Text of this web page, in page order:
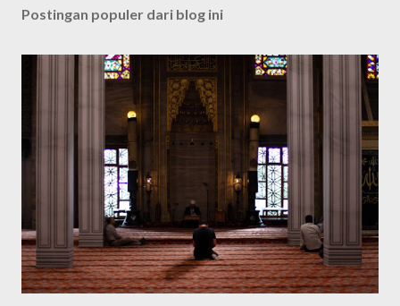
Postingan populer dari blog ini